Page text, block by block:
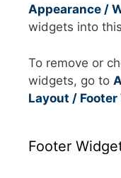
Appearance /
widgets into
To remove or
widgets, go to
Layout /
Footer